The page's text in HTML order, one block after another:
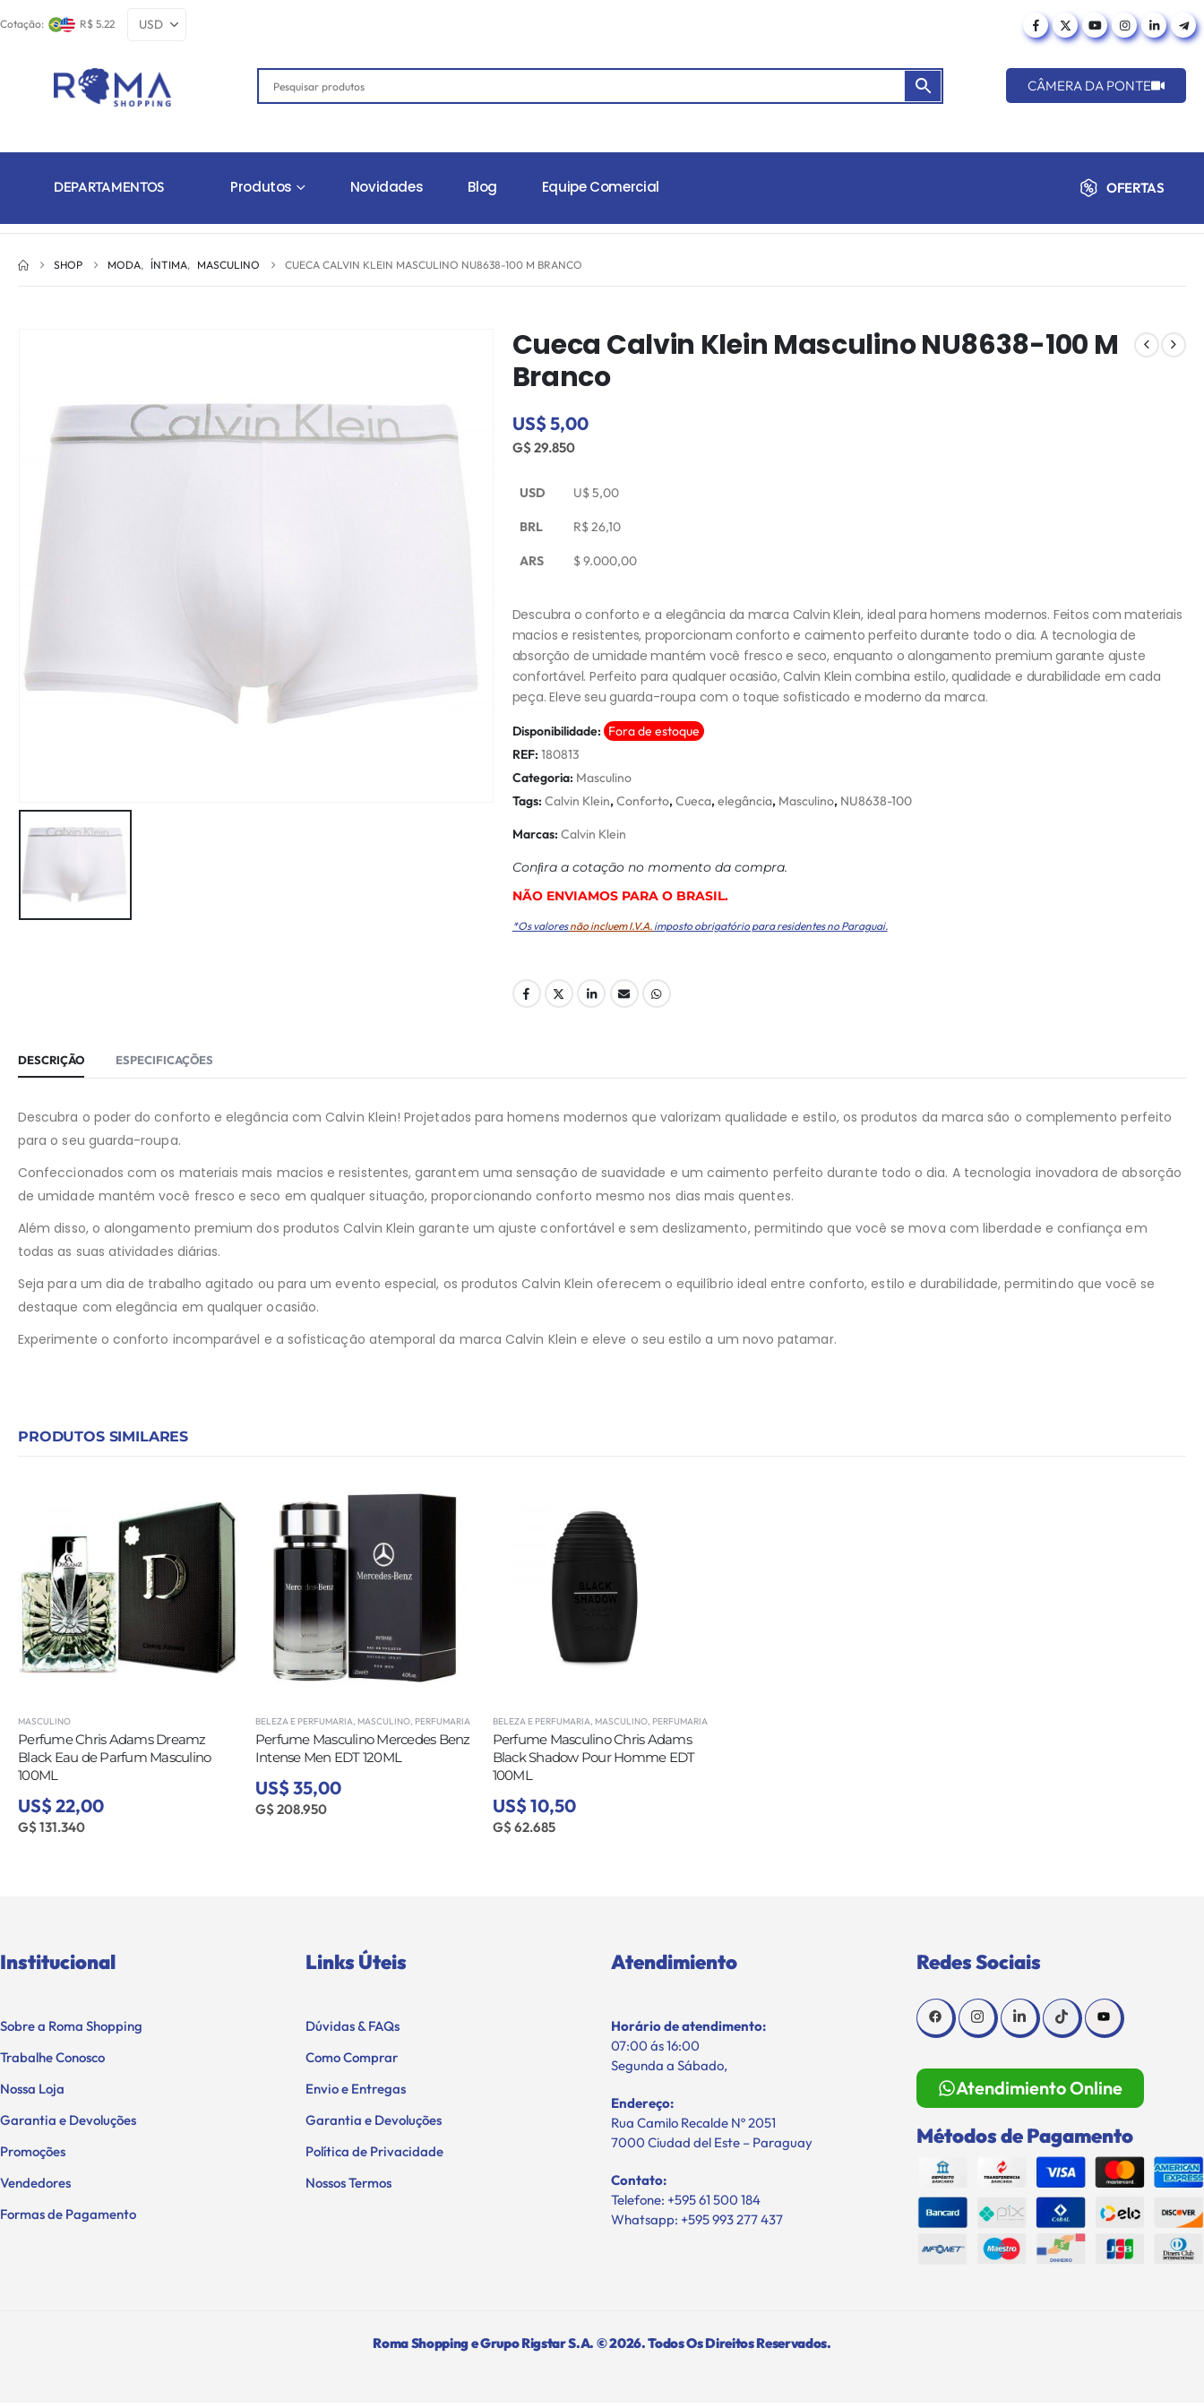
Cotação: R$ 5.22
CÂMERA DA PONTE
DEPARTAMENTOS Produtos Novidades Blog Equipe Comercial OFERTAS
SHOP MODA, ÍNTIMA, MASCULINO CUECA CALVIN KLEIN MASCULINO NU8638-100 M BRANCO
Cueca Calvin Klein Masculino NU8638-100 M
Branco
US$ 5,00
G$ 29.850
USD U$5,00
BRL R$26,10
ARS $9.000,00
Descubra o conforto e a elegância da marca Calvin Klein, ideal para homens modernos. Feitos com materiais
macios e resistentes, proporcionam conforto e caimento perfeito durante todo o dia. A tecnologia de
absorção de umidade mantém você fresco e seco, enquanto o alongamento premium garante ajuste
confortável. Perfeito para qualquer ocasião, Calvin Klein combina estilo, qualidade e durabilidade em cada
peça. Eleve seu guarda-roupa com o toque sofisticado e moderno da marca.
Disponibilidade: Fora de estoque
REF: 180813
Categoria: Masculino
Tags: Calvin Klein,Conforto,Cueca,elegância, Masculino, NU8638-100
Marcas: Calvin Klein
Conﬁra a cotação no momento da compra.
NÃO ENVIAMOS PARA O BRASIL.
*Os valoresnão incluem I.V.A. imposto obrigatório para residentes no Paraguai.
DESCRIÇÃO ESPECIFICAÇÕES
Descubra o poder do conforto e elegância com Calvin Klein! Projetados para homens modernos que valorizam qualidade e estilo, os produtos da marca são o complemento perfeito
para o seu guarda-roupa.
Confeccionados com os materiais mais macios e resistentes, garantem uma sensação de suavidade e um caimento perfeito durante todo o dia. A tecnologia inovadora de absorção
de umidade mantém você fresco e seco em qualquer situação, proporcionando conforto mesmo nos dias mais quentes.
Além disso, o alongamento premium dos produtos Calvin Klein garante um ajuste confortável e sem deslizamento, permitindo que você se mova com liberdade e confiança em
todas as suas atividades diárias.
Seja para um dia de trabalho agitado ou para um evento especial, os produtos Calvin Klein oferecem o equilíbrio ideal entre conforto, estilo e durabilidade, permitindo que você se
destaque com elegância em qualquer ocasião.
Experimente o conforto incomparável e a sofisticação atemporal da marca Calvin Klein e eleve o seu estilo a um novo patamar.
PRODUTOS SIMILARES
MASCULINO
Perfume Chris Adams Dreamz
Black Eau de Parfum Masculino
100ML
US$ 22,00
G$ 131.340
BELEZA E PERFUMARIA, MASCULINO, PERFUMARIA
Perfume Masculino Mercedes Benz
Intense Men EDT 120ML
US$ 35,00
G$ 208.950
BELEZA E PERFUMARIA, MASCULINO, PERFUMARIA
Perfume Masculino Chris Adams
Black Shadow Pour Homme EDT
100ML
US$ 10,50
G$ 62.685
Institucional
Sobre a Roma Shopping
Trabalhe Conosco
Nossa Loja
Garantia e Devoluções
Promoções
Vendedores
Formas de Pagamento
Links Úteis
Dúvidas & FAQs
Como Comprar
Envio e Entregas
Garantia e Devoluções
Política de Privacidade
Nossos Termos
Atendimiento
Horário de atendimento:
07:00 ás 16:00
Segunda a Sábado,
Endereço:
Rua Camilo Recalde Nº 2051
7000 Ciudad del Este – Paraguay
Contato:
Telefone: +595 61 500 184
Whatsapp: +595 993 277 437
Redes Sociais
Atendimiento Online
Métodos de Pagamento
Roma Shopping e Grupo Rigstar S.A. © 2026. Todos Os Direitos Reservados.